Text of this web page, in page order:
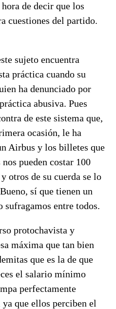
de decir que los
cuestiones del partido.
sujeto encuentra
práctica cuando su
ha denunciado por
abusiva. Pues
de este sistema que,
ocasión, le ha
Airbus y los billetes que
pueden costar 100
otros de su cuerda se lo
sí que tienen un
sufragamos entre todos.
protochavista y
máxima que tan bien
que es la de que
el salario mínimo
perfectamente
que ellos perciben el